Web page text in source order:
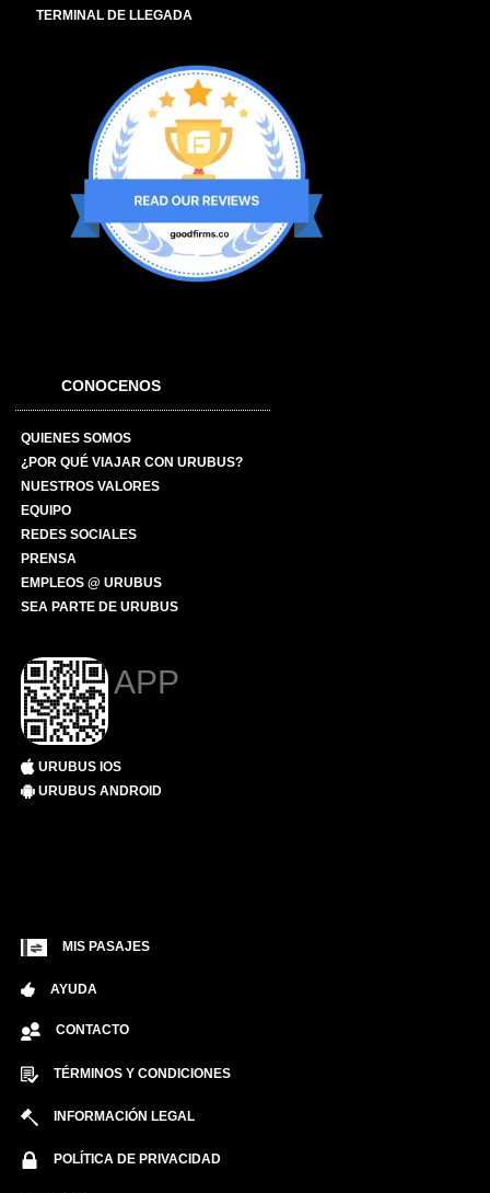
TERMINAL DE LLEGADA
CONOCENOS
QUIENES SOMOS
¿POR QUÉ VIAJAR CON URUBUS?
NUESTROS VALORES
EQUIPO
REDES SOCIALES
PRENSA
EMPLEOS @ URUBUS
SEA PARTE DE URUBUS
APP
URUBUS IOS
URUBUS ANDROID
MIS PASAJES
AYUDA
CONTACTO
TÉRMINOS Y CONDICIONES
INFORMACIÓN LEGAL
POLÍTICA DE PRIVACIDAD